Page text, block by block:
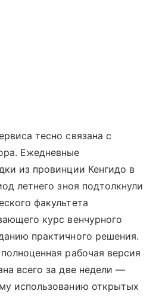
тесно связана с
Ежедневные
из провинции Кенгидо в
летнего зноя подтолкнули
факультета
курс венчурного
практичного решения.
рабочая версия
всего за две недели —
использованию открытых